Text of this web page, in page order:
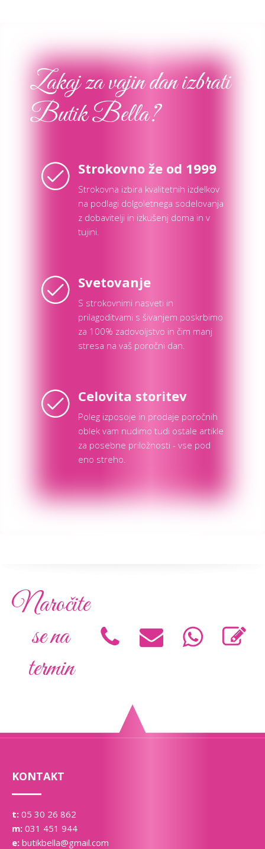
Zakaj za vajin dan izbrati
Butik Bella?
Strokovno že od 1999
Strokovna izbira kvalitetnih izdelkov
na podlagi dolgoletnega sodelovanja
z dobavitelji in izkušenj doma in v
tujini.
Svetovanje
S strokovnimi nasveti in
prilagoditvami s šivanjem poskrbimo
za 100% zadovoljstvo in čim manj
stresa na vaš poročni dan.
Celovita storitev
Poleg izposoje in prodaje poročnih
oblek vam nudimo tudi ostale artikle
za posebne priložnosti - vse pod
eno streho.
Naročite
se na
termin
KONTAKT
t: 05 30 26 862
m: 031 451 944
e: butikbella@gmail.com